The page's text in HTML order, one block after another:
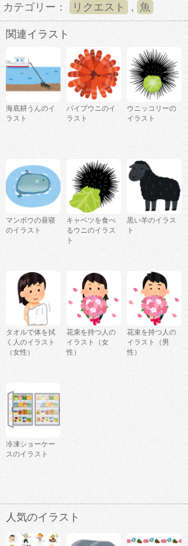
カテゴリー： リクエスト , 魚
関連イラスト
海底耕うんのイ
ラスト
パイプウニのイ
ラスト
ウニッコリーの
イラスト
マンボウの昼寝
のイラスト
キャベツを食べ
るウニのイラス
ト
黒い羊のイラス
ト
タオルで体を拭
く人のイラスト
（女性）
花束を持つ人の
イラスト（女
性）
花束を持つ人の
イラスト（男
性）
冷凍ショーケー
スのイラスト
人気のイラスト